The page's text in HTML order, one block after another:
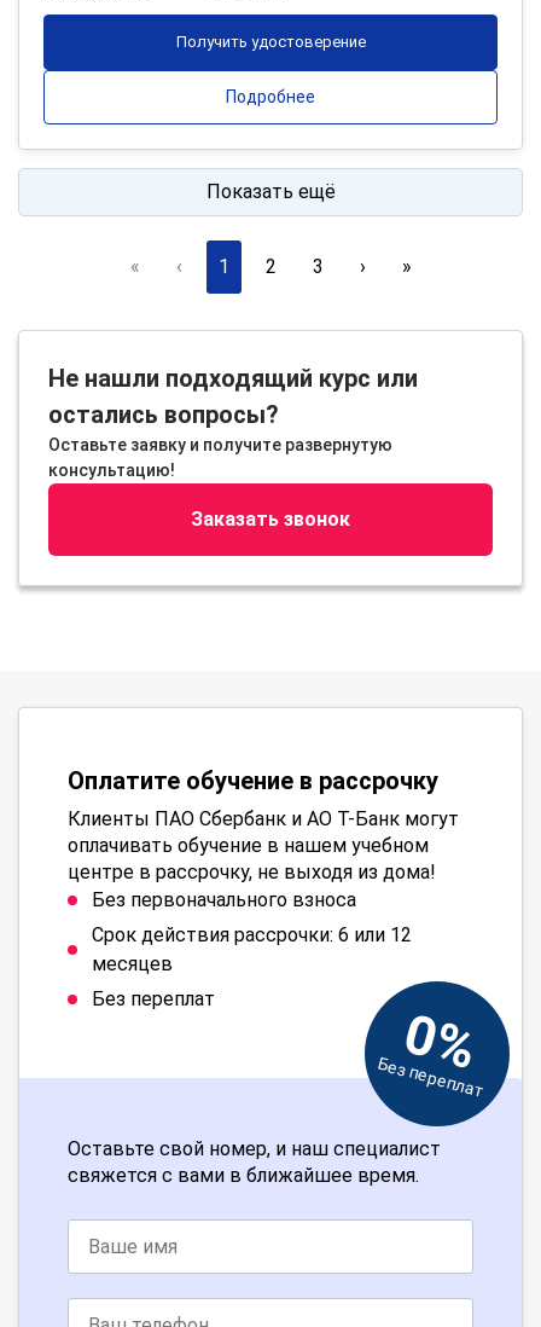
Получить удостоверение
Подробнее
Показать ещё
« ‹ 1 2 3 › »
Не нашли подходящий курс или
остались вопросы?
Оставьте заявку и получите развернутую
консультацию!
Заказать звонок
Оплатите обучение в рассрочку
Клиенты ПАО Сбербанк и АО Т-Банк могут
оплачивать обучение в нашем учебном
центре в рассрочку, не выходя из дома!
Без первоначального взноса
Срок действия рассрочки: 6 или 12
месяцев
Без переплат
0%
Без переплат
Оставьте свой номер, и наш специалист
свяжется с вами в ближайшее время.